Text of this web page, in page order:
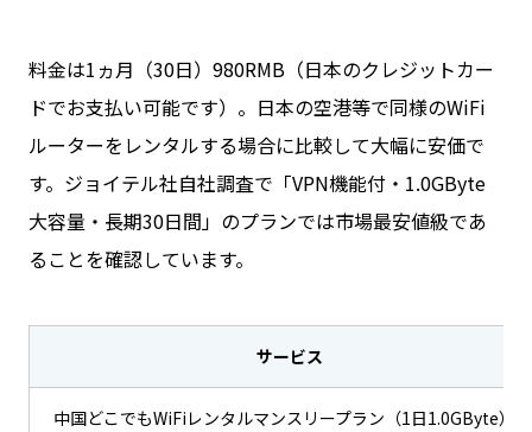
料金は1ヵ月（30日）980RMB（日本のクレジットカー
ドでお支払い可能です）。日本の空港等で同様のWiFi
ルーターをレンタルする場合に比較して大幅に安価で
す。ジョイテル社自社調査で「VPN機能付・1.0GByte
大容量・長期30日間」のプランでは市場最安値級であ
ることを確認しています。
サービス
中国どこでもWiFiレンタルマンスリープラン（1日1.0GByte）